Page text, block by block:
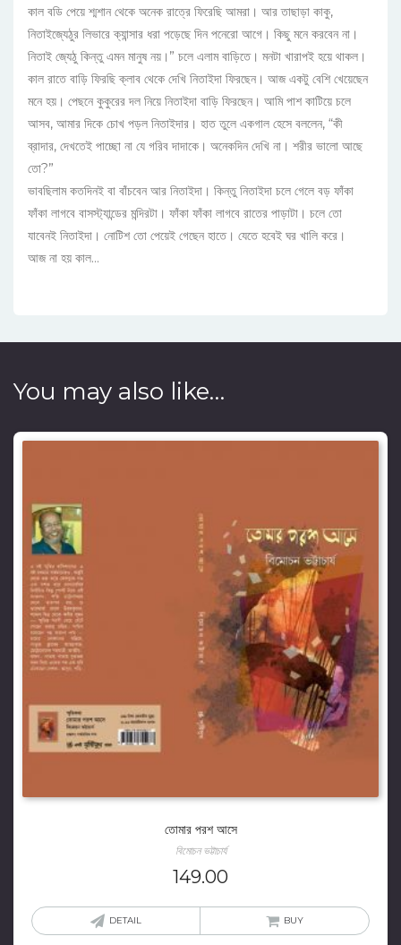
কাল বডি পেয়ে শ্মশান থেকে অনেক রাত্রে ফিরেছি আমরা। আর তাছাড়া কাকু,
নিতাইজ্যেঠুর লিভারে ক্যান্সার ধরা পড়েছে দিন পনেরো আগে। কিছু মনে করবেন না।
নিতাই জ্যেঠু কিন্তু এমন মানুষ নয়।” চলে এলাম বাড়িতে। মনটা খারাপই হয়ে থাকল।
কাল রাতে বাড়ি ফিরছি ক্লাব থেকে দেখি নিতাইদা ফিরছেন। আজ একটু বেশি খেয়েছেন
মনে হয়। পেছনে কুকুরের দল নিয়ে নিতাইদা বাড়ি ফিরছেন। আমি পাশ কাটিয়ে চলে
আসব, আমার দিকে চোখ পড়ল নিতাইদার। হাত তুলে একগাল হেসে বললেন, “কী
ব্রাদার, দেখতেই পাচ্ছো না যে গরিব দাদাকে। অনেকদিন দেখি না। শরীর ভালো আছে
তো?”
ভাবছিলাম কতদিনই বা বাঁচবেন আর নিতাইদা। কিন্তু নিতাইদা চলে গেলে বড় ফাঁকা
ফাঁকা লাগবে বাসস্ট্যান্ডের মন্দিরটা। ফাঁকা ফাঁকা লাগবে রাতের পাড়াটা। চলে তো
যাবেনই নিতাইদা। নোটিশ তো পেয়েই গেছেন হাতে। যেতে হবেই ঘর খালি করে।
আজ না হয় কাল…
You may also like…
তোমার পরশ আসে
বিমোচন ভট্টাচার্য
149.00
DETAIL BUY